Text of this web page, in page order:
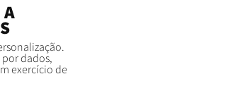
A
dados,
exercício de